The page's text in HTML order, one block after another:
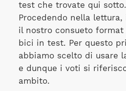
test che trovate qui sotto.
Procedendo nella
il nostro consueto
bici in test. Per questo
abbiamo scelto di usare
e dunque i voti si
ambito.